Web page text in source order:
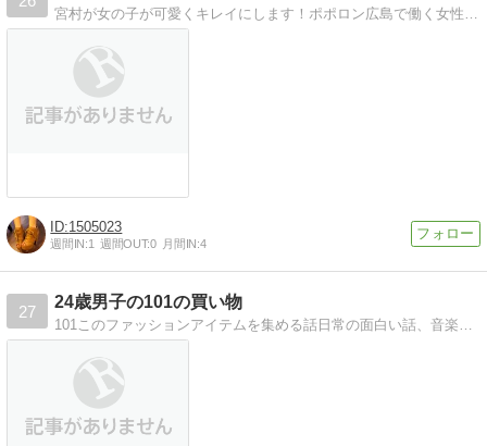
1505023
週間IN:1 週間OUT:0 月間IN:4
27
24歳男子の101の買い物